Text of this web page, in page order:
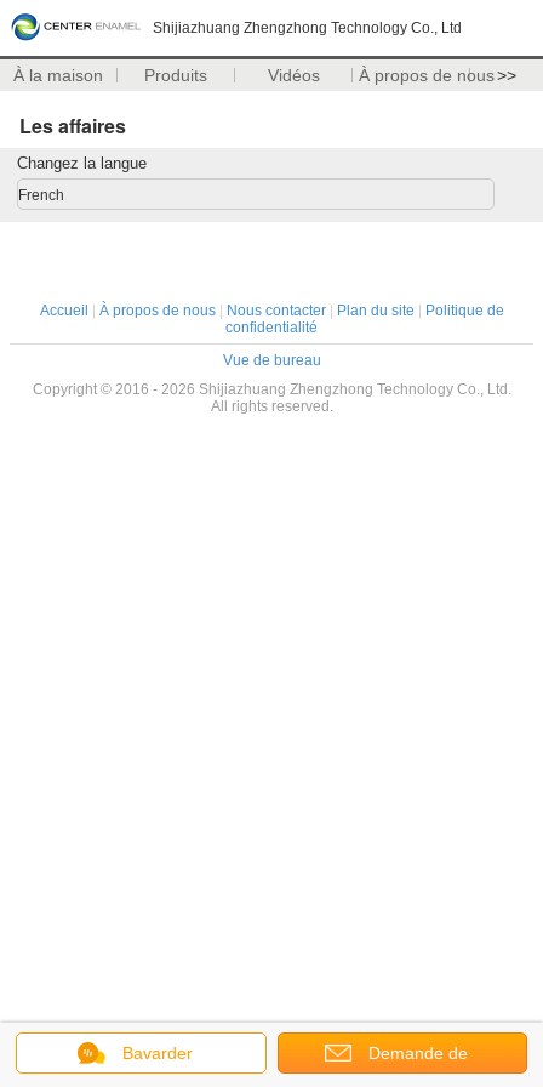
Shijiazhuang Zhengzhong Technology Co., Ltd
À la maison Produits Vidéos À propos de nous>>
Les affaires
Bavarder Demande de
Changez la langue
French
Accueil À propos de nous| Nous contacter| Plan du site
Politique de
confidentialité
Vue de bureau
Copyright © 2016 - 2026 Shijiazhuang Zhengzhong Technology Co., Ltd.
All rights reserved.